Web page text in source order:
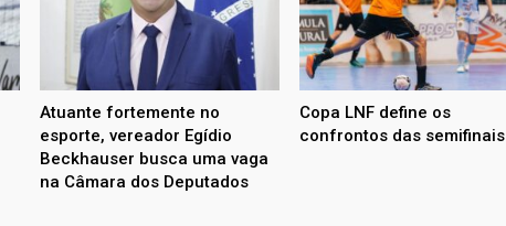
Atuante fortemente no
esporte, vereador Egídio
Beckhauser busca uma vaga
na Câmara dos Deputados
Copa LNF define os
confrontos das semifinais